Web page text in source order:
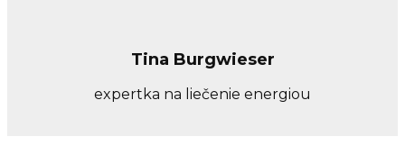
Tina Burgwieser
expertka na liečenie energiou